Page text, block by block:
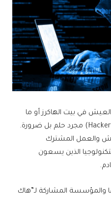
في بيت الهاكرز أو ما
يسمى “هاكرز هاوس” (Hackers House) مجرد حلم بل ضرورة.
والعمل المشترك
الذين يسعون
التي تبلغ 20 عاما والمؤسسة المشاركة لـ”هاك